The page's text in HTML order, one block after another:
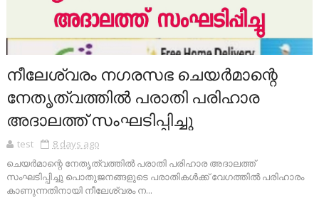
നീലേശ്വരം നഗരസഭ ചെയർമാന്റെ
നേതൃത്വത്തിൽ പരാതി പരിഹാര
അദാലത്ത് സംഘടിപ്പിച്ചു
test
8 days ago
ചെയർമാന്റെ നേതൃത്വത്തിൽ പരാതി പരിഹാര അദാലത്ത്
സംഘടിപ്പിച്ചു പൊതുജനങ്ങളുടെ പരാതികൾക്ക് വേഗത്തിൽ പരിഹാരം
കാണുന്നതിനായി നീലേശ്വരം ന...